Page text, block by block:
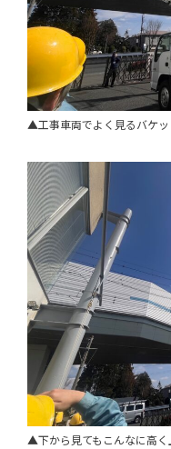
▲工事車両でよく見るバケ
▲下から見てもこんなに高く